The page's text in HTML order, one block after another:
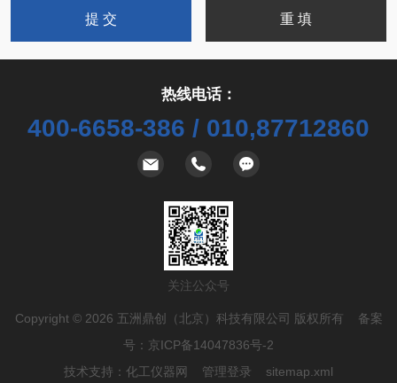
热线电话：
400-6658-386 / 010,87712860
关注公众号
Copyright © 2026 五洲鼎创（北京）科技有限公司 版权所有 备案
号： 京ICP备14047836号-2
技术支持： 化工仪器网 管理登录 sitemap.xml